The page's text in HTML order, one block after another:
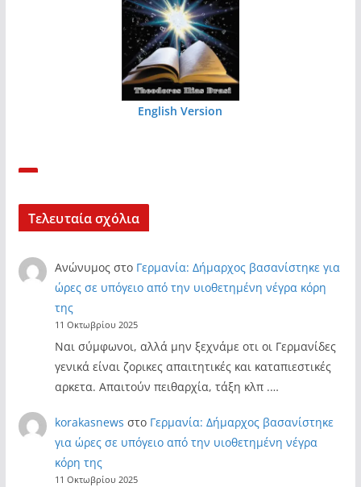
English Version
Τελευταία σχόλια
Ανώνυμος στο Γερμανία: Δήμαρχος βασανίστηκε για
ώρες σε υπόγειο από την υιοθετημένη νέγρα κόρη
της
11 Οκτωβρίου 2025
Ναι σύμφωνοι, αλλά μην ξεχνάμε οτι οι Γερμανίδες
γενικά είναι ζορικες απαιτητικές και καταπιεστικές
αρκετα. Απαιτούν πειθαρχία, τάξη κλπ .…
korakasnews στο Γερμανία: Δήμαρχος βασανίστηκε
για ώρες σε υπόγειο από την υιοθετημένη νέγρα
κόρη της
11 Οκτωβρίου 2025